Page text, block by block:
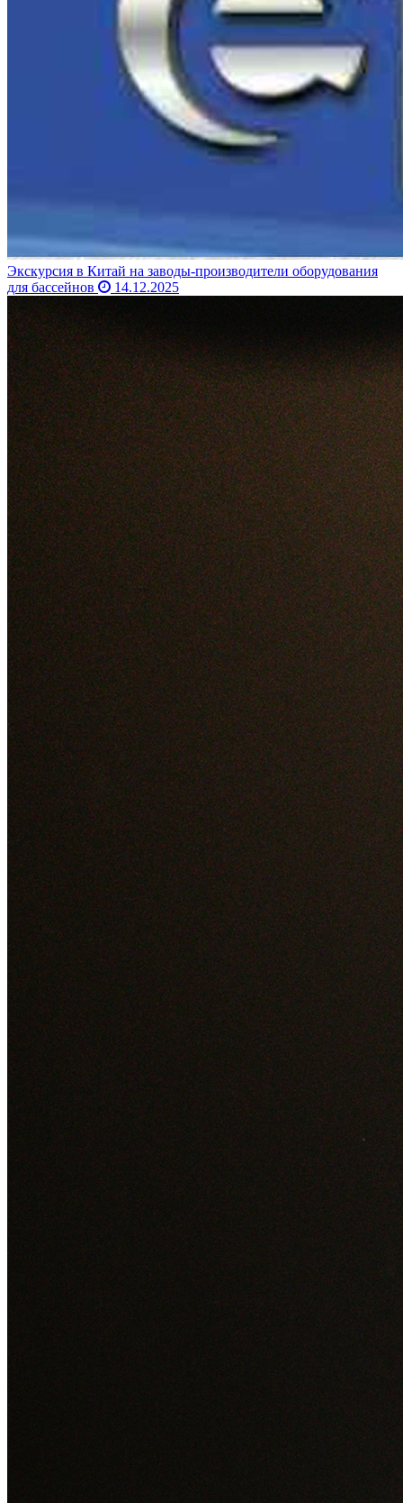
Экскурсия в Китай на заводы-производители оборудования
для бассейнов
14.12.2025